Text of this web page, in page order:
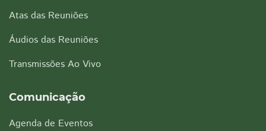
Atas das Reuniões
Áudios das Reuniões
Transmissões Ao Vivo
Comunicação
Agenda de Eventos